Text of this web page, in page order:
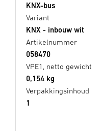
KNX-bus
Variant
KNX - inbouw wit
Artikelnummer
058470
VPE1, netto gewicht
0,154 kg
Verpakkingsinhoud
1